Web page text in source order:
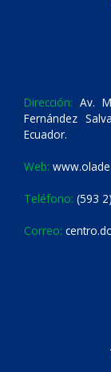
Dirección: Av.
Fernández
Ecuador.
Web:
Teléfono: (593
Correo: